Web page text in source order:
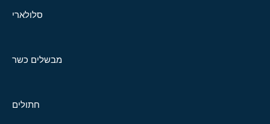
סלולארי
מבשלים כשר
חתולים